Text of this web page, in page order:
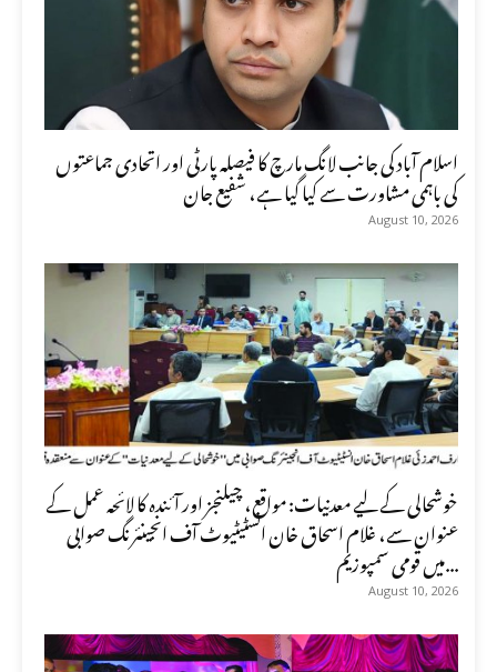
اسلام آباد کی جانب لانگ مارچ کا فیصلہ پارٹی اور اتحادی جماعتوں
کی باہمی مشاورت سے کیا گیا ہے، شفیع جان
August 10, 2026
خوشحالی کے لیے معدنیات: مواقع، چیلنجز اور آئندہ کا لائحہ عمل کے
عنوان سے، غلام اسحاق خان انسٹیٹیوٹ آف انجینئرنگ صوابی
میں قومی سمپوزیم...
August 10, 2026